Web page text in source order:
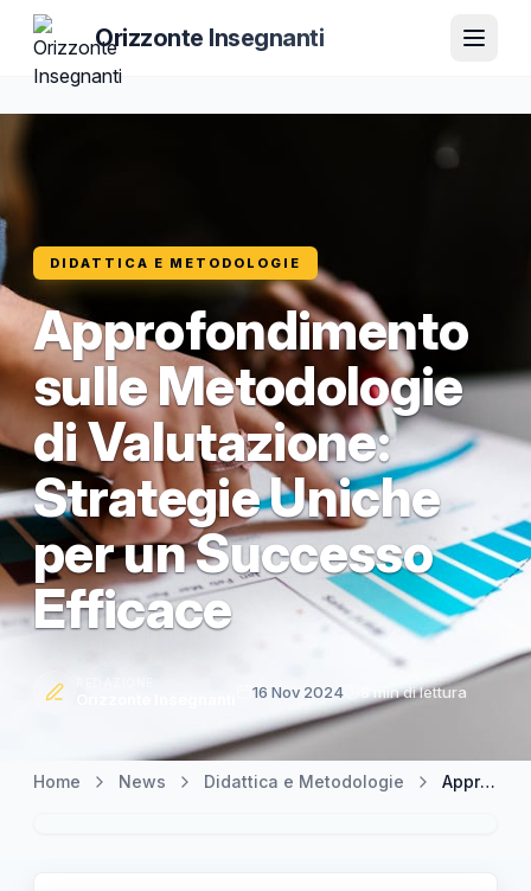
Orizzonte Insegnanti
DIDATTICA E METODOLOGIE
Approfondimento
sulle Metodologie
di Valutazione:
Strategie Uniche
per un Successo
Efficace
16 Nov 2024 8 min di lettura
Home News Didattica e Metodologie Approfondimento sulle Metodologie di Valutazione: Strategie Uniche per un Successo Efficace